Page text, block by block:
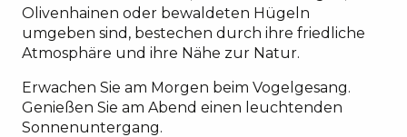
Olivenhainen oder bewaldeten Hügeln
umgeben sind, bestechen durch ihre friedliche
Atmosphäre und ihre Nähe zur Natur.
Erwachen Sie am Morgen beim Vogelgesang.
Genießen Sie am Abend einen leuchtenden
Sonnenuntergang.